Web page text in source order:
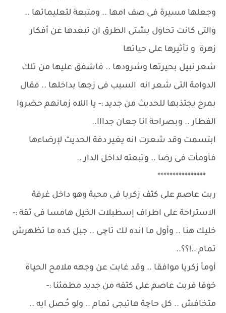
وجعلها مسيرة فى صف امها .. ومتبعة لتعليماتها ..
والتى كانت تحاول بشتى الطرق ان تبعدها عن أفكار
زهرة و تأثيرها على حياتها
شعر نبيل بحيرتها وشرودها .. فاشفق عليها من تلك
الدوامة التى شعر انه السبب فى زجها بداخلها .. فقال
بمرح يجتذبها للحديث من جديد :- يا اللاه زمانهم حضروا
الفطار .. وبصراحة انا جعان جدااا..
ابتسمت وقد شعرت انه يغير دفة الحديث لإرضاءها
فأومأت فى رضا .. وتبعته لداخل الدار ..
****************
ربت عاصم على كتف زكريا فى محبة وهو داخل غرفة
الاستراحة على اطراف إسطبلات الخيل هامسا فى ثقة :-
خليك هنا .. وأول ما انده لك تاچى .. جبل كده ما تظهرش
تمام ..!؟؟..
أومأ زكريا موافقا .. وقد غابت عن وجهه ملامح الحياة
خوفا فربت عاصم على كتفه من جديد مطمئنا :-
متخافش .. كل حاچة هاتبجى تمام .. ولو حُصل ايه ..